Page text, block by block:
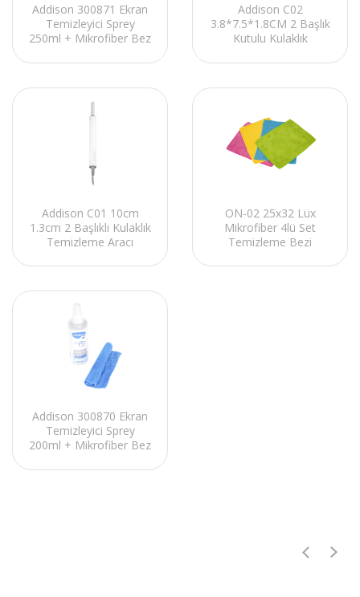
Addison 300871 Ekran
Temizleyici Sprey
250ml + Mikrofiber Bez
Addison C02
3.8*7.5*1.8CM 2 Başlık
Kutulu Kulaklık
Addison C01 10cm
1.3cm 2 Başlıklı Kulaklık
Temizleme Aracı
ON-02 25x32 Lüx
Mikrofiber 4lü Set
Temizleme Bezi
Addison 300870 Ekran
Temizleyici Sprey
200ml + Mikrofiber Bez